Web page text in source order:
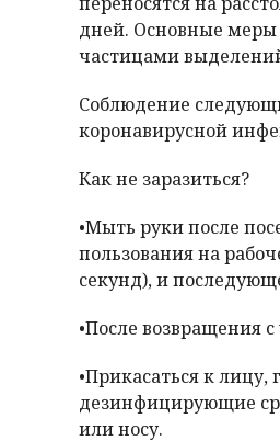
дней. Основные
частицами
Соблюдение
коронавирусной
Как не заразиться?
•Мыть руки после
пользования на
секунд), и
•После возвращения
•Прикасаться к
дезинфицирующие
или носу.